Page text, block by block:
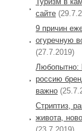
сайте
9 причин
огуречную
(27.7.2019)
Любопытно:
россию
важно
Стриптиз,
живота,